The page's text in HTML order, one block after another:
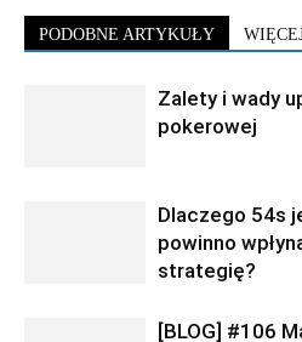
PODOBNE ARTYKUŁY
Zalety i wady
pokerowej
Dlaczego 54s
powinno
strategię?
[BLOG] #106